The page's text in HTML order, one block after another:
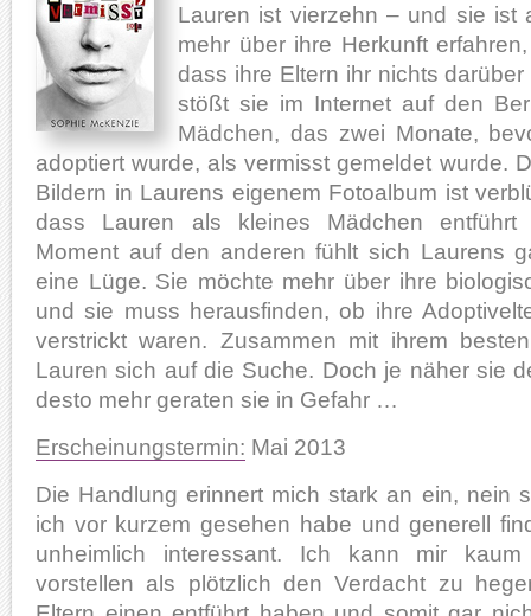
Lauren ist vierzehn – und sie ist
mehr über ihre Herkunft
dass ihre Eltern ihr nichts
stößt sie im Internet auf den
Mädchen, das zwei Monate,
adoptiert wurde, als vermisst gemeldet wurde.
Bildern in Laurens eigenem Fotoalbum ist
dass Lauren als kleines Mädchen entführt
Moment auf den anderen fühlt sich Laurens
eine Lüge. Sie möchte mehr über ihre
und sie muss herausfinden, ob ihre
verstrickt waren. Zusammen mit ihrem
Lauren sich auf die Suche. Doch je näher sie
desto mehr geraten sie in Gefahr …
Erscheinungstermin: Mai 2013
Die Handlung erinnert mich stark an ein, nein
ich vor kurzem gesehen habe und generell
unheimlich interessant. Ich kann mir kaum
vorstellen als plötzlich den Verdacht zu